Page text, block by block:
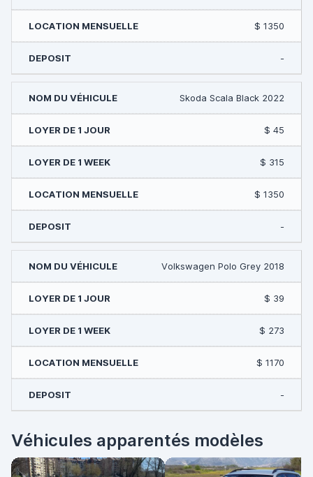
$ 1350
-
Skoda Scala Black 2022
$ 45
$ 315
$ 1350
-
Volkswagen Polo Grey 2018
$ 39
$ 273
$ 1170
-
Véhicules apparentés modèles